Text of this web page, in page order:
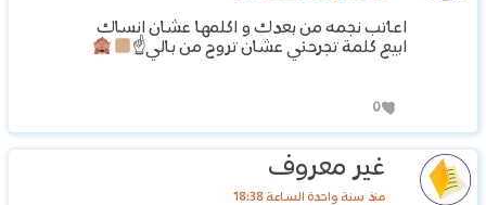
اعاتب نجمه من بعدك و اكلمها عشان انساك
ابيع كلمة تجرحني عشان تروح من بالي☝
0
غير معروف
منذ سنة واحدة الساعة 18:38